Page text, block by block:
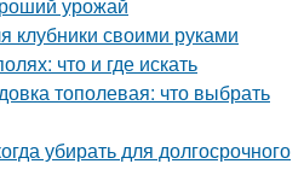
клубники своими руками
что и где искать
тополевая: что выбрать
убирать для долгосрочного